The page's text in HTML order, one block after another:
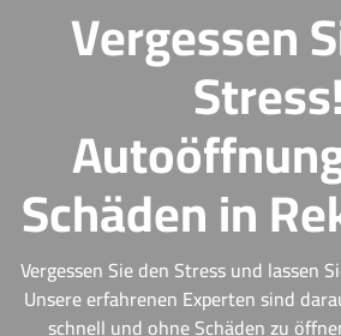
Vergessen
Stress!
Schäden in
Vergessen Sie den Stress und lassen
Unsere erfahrenen Experten sind
schnell und ohne Schäden zu